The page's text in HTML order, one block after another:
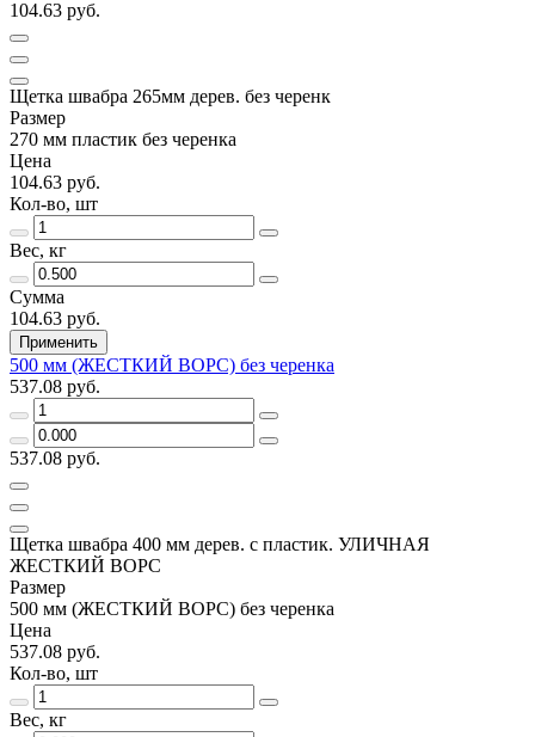
104.63 руб.
Щетка швабра 265мм дерев. без черенк
Размер
270 мм пластик без черенка
Цена
104.63 руб.
Кол-во, шт
Вес, кг
Сумма
104.63 руб.
Применить
500 мм (ЖЕСТКИЙ ВОРС) без черенка
537.08 руб.
537.08 руб.
Щетка швабра 400 мм дерев. с пластик. УЛИЧНАЯ
ЖЕСТКИЙ ВОРС
Размер
500 мм (ЖЕСТКИЙ ВОРС) без черенка
Цена
537.08 руб.
Кол-во, шт
Вес, кг